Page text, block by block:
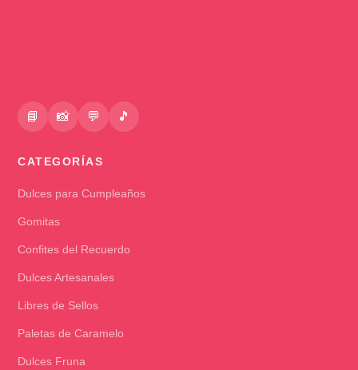
📘 📸 💬 🎵
CATEGORÍAS
Dulces para Cumpleaños
Gomitas
Confites del Recuerdo
Dulces Artesanales
Libres de Sellos
Paletas de Caramelo
Dulces Fruna